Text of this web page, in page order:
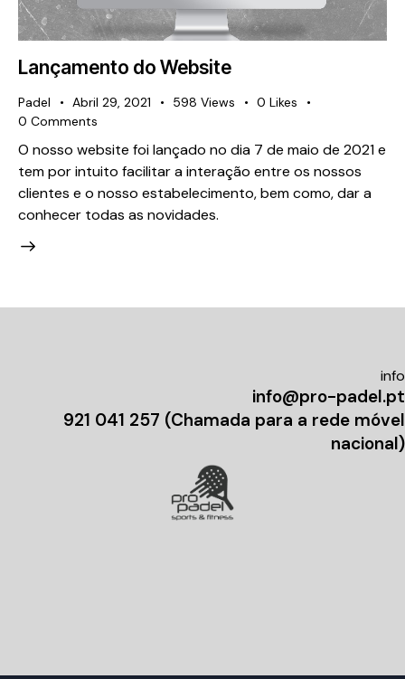
Lançamento do Website
Padel Abril 29, 2021 598 Views 0 Likes
0 Comments
O nosso website foi lançado no dia 7 de maio de 2021 e
tem por intuito facilitar a interação entre os nossos
clientes e o nosso estabelecimento, bem como, dar a
conhecer todas as novidades.
info
info@pro-padel.pt
921 041 257 (Chamada para a rede móvel
nacional)